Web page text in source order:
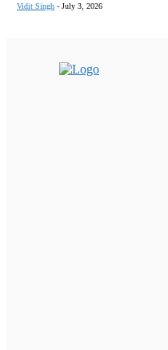
Vidit Singh - July 3, 2026